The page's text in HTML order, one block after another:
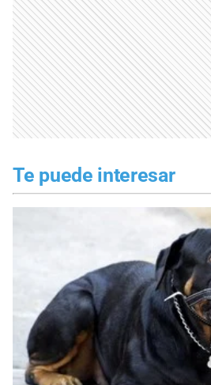
Te puede interesar